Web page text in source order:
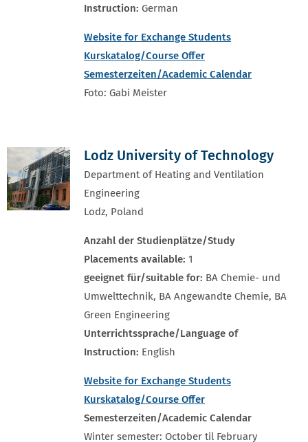
Instruction: German
Website for Exchange Students
Kurskatalog/Course Offer
Semesterzeiten/Academic Calendar
Foto: Gabi Meister
Lodz University of Technology
Department of Heating and Ventilation
Engineering
Lodz, Poland
Anzahl der Studienplätze/Study
Placements available: 1
geeignet für/suitable for: BA Chemie- und
Umwelttechnik, BA Angewandte Chemie, BA
Green Engineering
Unterrichtssprache/Language of
Instruction: English
Website for Exchange Students
Kurskatalog/Course Offer
Semesterzeiten/Academic Calendar
Winter semester: October til February